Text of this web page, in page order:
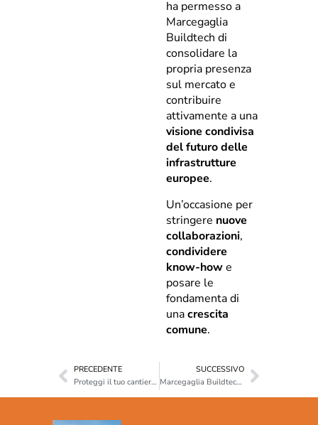
ha permesso a
Marcegaglia
Buildtech di
consolidare la
propria presenza
sul mercato e
contribuire
attivamente a una
visione condivisa
del futuro delle
infrastrutture
europee.
Un’occasione per
stringere nuove
collaborazioni,
condividere
know-howe
posare le
fondamenta di
unacrescita
comune.
PRECEDENTE
Proteggi il tuo cantiere e migliora sicurezza, efficienza e produttività con MB FAST COVER
SUCCESSIVO
Marcegaglia Buildtech a Building Sustainable Together – Romania, 1-3 luglio 2025